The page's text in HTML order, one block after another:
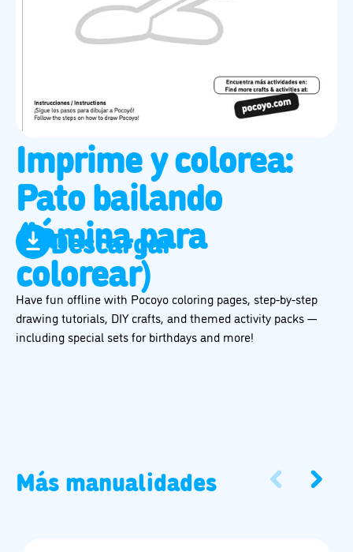
Imprime y colorea:
Pato bailando
(lámina para
colorear)
Have fun offline with Pocoyo coloring pages, step-by-step
drawing tutorials, DIY crafts, and themed activity packs —
including special sets for birthdays and more!
Descargar
Más manualidades